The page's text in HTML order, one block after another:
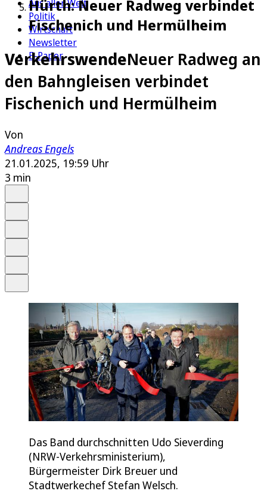
Aus aller Welt
Politik
Wirtschaft
Newsletter
E-Paper
Hürth: Neuer Radweg verbindet
Fischenich und Hermülheim
VerkehrswendeNeuer Radweg an
den Bahngleisen verbindet
Fischenich und Hermülheim
Von
Andreas Engels
21.01.2025, 19:59 Uhr
3 min
Das Band durchschnitten Udo Sieverding
(NRW-Verkehrsministerium),
Bürgermeister Dirk Breuer und
Stadtwerkechef Stefan Welsch.